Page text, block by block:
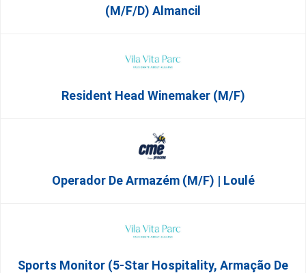
(m/f/d) Almancil
Resident Head Winemaker (m/f)
Operador De Armazém (m/f) | Loulé
Sports Monitor (5-Star Hospitality, Armação De